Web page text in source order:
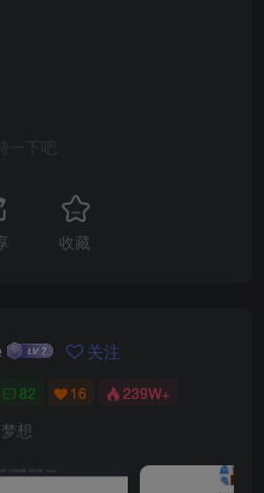
一下吧
收藏
关注
82 16 239W+
想